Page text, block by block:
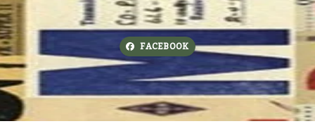
FACEBOOK